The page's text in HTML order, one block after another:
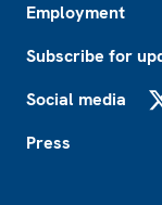
Employment
Subscribe for
Social media
Press